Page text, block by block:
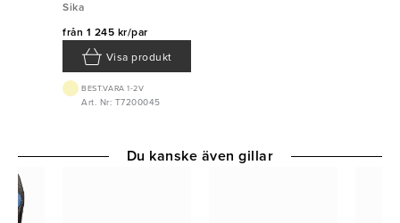
Sika
från 1 245 kr/par
Visa produkt
BEST.VARA 1-2V
Art. Nr: T7200045
Du kanske även gillar